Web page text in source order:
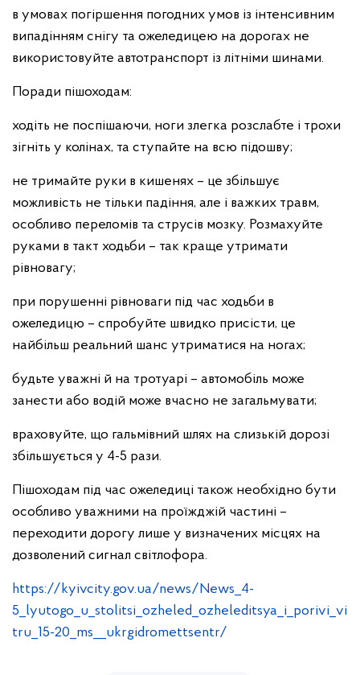
в умовах погіршення погодних умов із інтенсивним
випадінням снігу та ожеледицею на дорогах не
використовуйте автотранспорт із літніми шинами.
Поради пішоходам:
ходіть не поспішаючи, ноги злегка розслабте і трохи
зігніть у колінах, та ступайте на всю підошву;
не тримайте руки в кишенях – це збільшує
можливість не тільки падіння, але і важких травм,
особливо переломів та струсів мозку. Розмахуйте
руками в такт ходьби – так краще утримати
рівновагу;
при порушенні рівноваги під час ходьби в
ожеледицю – спробуйте швидко присісти, це
найбільш реальний шанс утриматися на ногах;
будьте уважні й на тротуарі – автомобіль може
занести або водій може вчасно не загальмувати;
враховуйте, що гальмівний шлях на слизькій дорозі
збільшується у 4-5 рази.
Пішоходам під час ожеледиці також необхідно бути
особливо уважними на проїжджій частині –
переходити дорогу лише у визначених місцях на
дозволений сигнал світлофора.
https://kyivcity.gov.ua/news/News_4-
5_lyutogo_u_stolitsi_ozheled_ozheleditsya_i_porivi_vi
tru_15-20_ms__ukrgidromettsentr/